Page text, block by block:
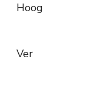
Hoog
Ver